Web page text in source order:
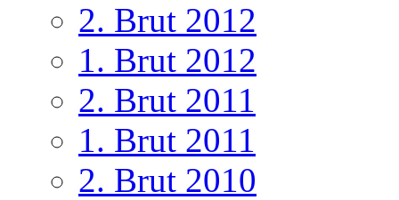
2. Brut 2012
1. Brut 2012
2. Brut 2011
1. Brut 2011
2. Brut 2010